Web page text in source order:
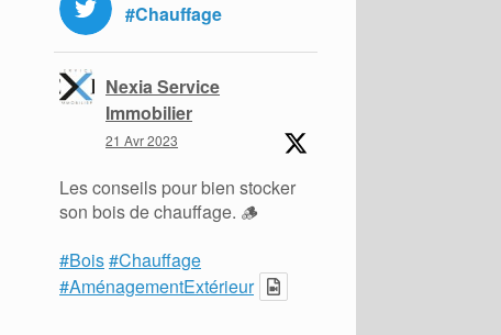
#Chauffage
Nexia Service
Immobilier
21 Avr 2023
Les conseils pour bien stocker
son bois de chauffage. 🪵
#Bois#Chauffage
#AménagementExtérieur